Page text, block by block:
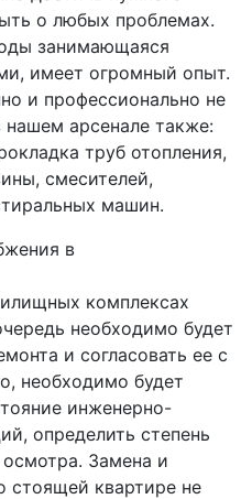
о любых проблемах.
занимающаяся
имеет огромный опыт.
и профессионально не
нашем арсенале также:
труб отопления,
смесителей,
машин.
в
комплексах
необходимо будет
и согласовать ее с
необходимо будет
инженерно-
определить степень
осмотра. Замена и
стоящей квартире не